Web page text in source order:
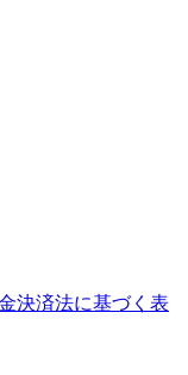
決済法に基づく表